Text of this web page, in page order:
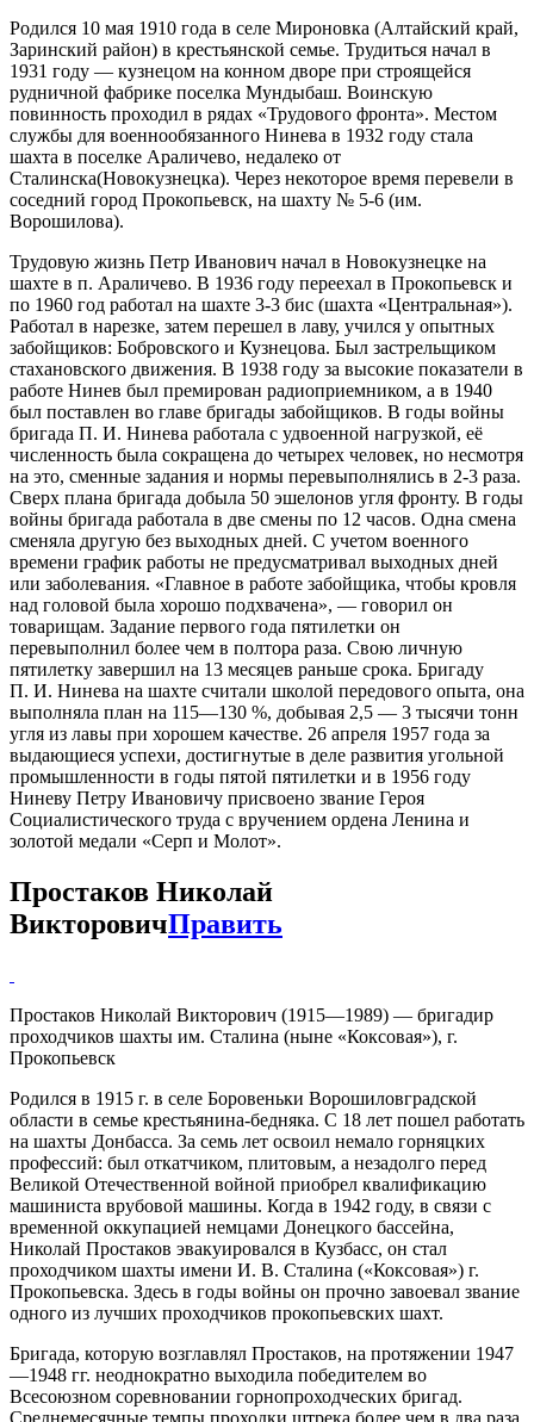
Родился 10 мая 1910 года в селе Мироновка (Алтайский край,
Заринский район) в крестьянской семье. Трудиться начал в
1931 году — кузнецом на конном дворе при строящейся
рудничной фабрике поселка Мундыбаш. Воинскую
повинность проходил в рядах «Трудового фронта». Местом
службы для военнообязанного Нинева в 1932 году стала
шахта в поселке Араличево, недалеко от
Сталинска(Новокузнецка). Через некоторое время перевели в
соседний город Прокопьевск, на шахту № 5-6 (им.
Ворошилова).
Трудовую жизнь Петр Иванович начал в Новокузнецке на
шахте в п. Араличево. В 1936 году переехал в Прокопьевск и
по 1960 год работал на шахте 3-3 бис (шахта «Центральная»).
Работал в нарезке, затем перешел в лаву, учился у опытных
забойщиков: Бобровского и Кузнецова. Был застрельщиком
стахановского движения. В 1938 году за высокие показатели в
работе Нинев был премирован радиоприемником, а в 1940
был поставлен во главе бригады забойщиков. В годы войны
бригада П. И. Нинева работала с удвоенной нагрузкой, её
численность была сокращена до четырех человек, но несмотря
на это, сменные задания и нормы перевыполнялись в 2-3 раза.
Сверх плана бригада добыла 50 эшелонов угля фронту. В годы
войны бригада работала в две смены по 12 часов. Одна смена
сменяла другую без выходных дней. С учетом военного
времени график работы не предусматривал выходных дней
или заболевания. «Главное в работе забойщика, чтобы кровля
над головой была хорошо подхвачена», — говорил он
товарищам. Задание первого года пятилетки он
перевыполнил более чем в полтора раза. Свою личную
пятилетку завершил на 13 месяцев раньше срока. Бригаду
П. И. Нинева на шахте считали школой передового опыта, она
выполняла план на 115—130 %, добывая 2,5 — 3 тысячи тонн
угля из лавы при хорошем качестве. 26 апреля 1957 года за
выдающиеся успехи, достигнутые в деле развития угольной
промышленности в годы пятой пятилетки и в 1956 году
Ниневу Петру Ивановичу присвоено звание Героя
Социалистического труда с вручением ордена Ленина и
золотой медали «Серп и Молот».
Простаков Николай
ВикторовичПравить
Простаков Николай Викторович (1915—1989) — бригадир
проходчиков шахты им. Сталина (ныне «Коксовая»), г.
Прокопьевск
Родился в 1915 г. в селе Боровеньки Ворошиловградской
области в семье крестьянина-бедняка. С 18 лет пошел работать
на шахты Донбасса. За семь лет освоил немало горняцких
профессий: был откатчиком, плитовым, а незадолго перед
Великой Отечественной войной приобрел квалификацию
машиниста врубовой машины. Когда в 1942 году, в связи с
временной оккупацией немцами Донецкого бассейна,
Николай Простаков эвакуировался в Кузбасс, он стал
проходчиком шахты имени И. В. Сталина («Коксовая») г.
Прокопьевска. Здесь в годы войны он прочно завоевал звание
одного из лучших проходчиков прокопьевских шахт.
Бригада, которую возглавлял Простаков, на протяжении 1947
—1948 гг. неоднократно выходила победителем во
Всесоюзном соревновании горнопроходческих бригад.
Среднемесячные темпы проходки штрека более чем в два раза